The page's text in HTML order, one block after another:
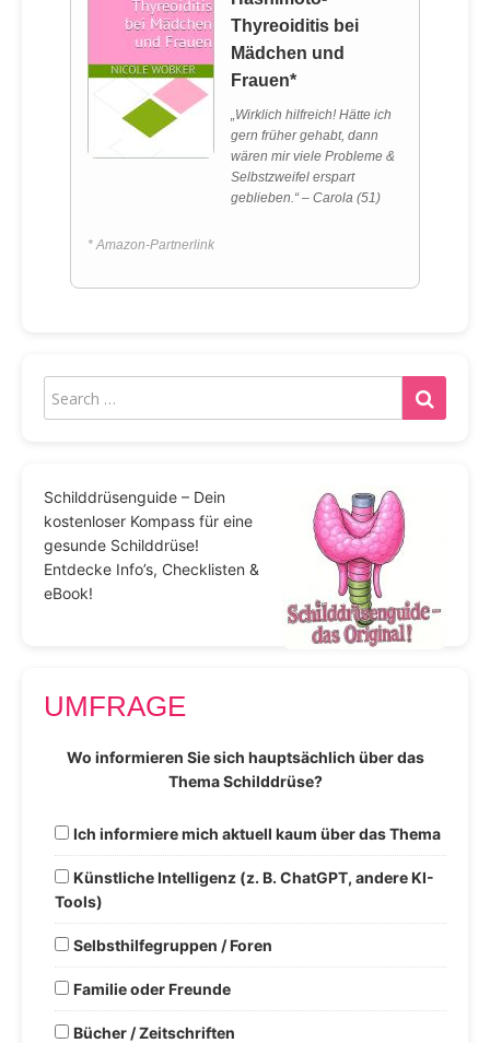
Thyreoiditis bei
Mädchen und
Frauen*
„Wirklich hilfreich! Hätte ich
gern früher gehabt, dann
wären mir viele Probleme &
Selbstzweifel erspart
geblieben.“ – Carola (51)
* Amazon-Partnerlink
Schilddrüsenguide – Dein
kostenloser Kompass für eine
gesunde Schilddrüse!
Entdecke Info’s, Checklisten &
eBook!
UMFRAGE
Wo informieren Sie sich hauptsächlich über das
Thema Schilddrüse?
Ich informiere mich aktuell kaum über das Thema
Künstliche Intelligenz (z. B. ChatGPT, andere KI-
Tools)
Selbsthilfegruppen / Foren
Familie oder Freunde
Bücher / Zeitschriften